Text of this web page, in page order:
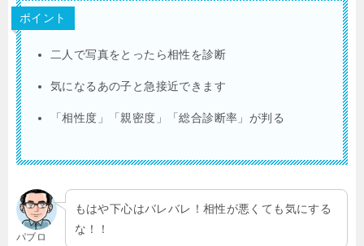
ポイント
二人で写真をとったら相性を診断
気になるあの子と急接近できます
「相性度」「親密度」「総合診断率」が判る
パブロ
もはや下心はバレバレ！相性が悪くても気にする
な！！